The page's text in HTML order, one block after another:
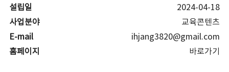
설립일
2024-04-18
사업분야
교육콘텐츠
E-mail
ihjang3820@gmail.com
홈페이지
바로가기